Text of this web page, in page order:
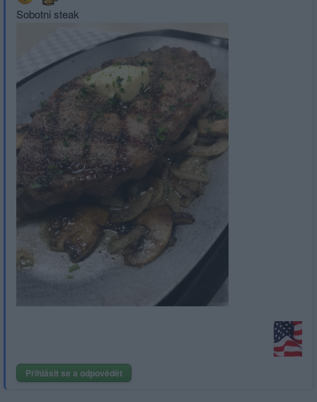
Sobotni steak
Přihlásit se a odpovědět